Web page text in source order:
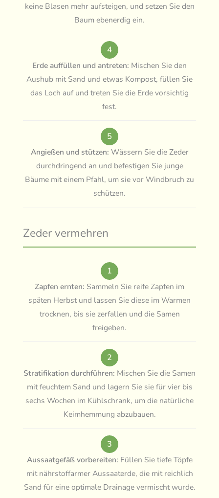
keine Blasen mehr aufsteigen, und setzen Sie den
Baum ebenerdig ein.
4
Erde auffüllen und antreten: Mischen Sie den
Aushub mit Sand und etwas Kompost, füllen Sie
das Loch auf und treten Sie die Erde vorsichtig
fest.
5
Angießen und stützen: Wässern Sie die Zeder
durchdringend an und befestigen Sie junge
Bäume mit einem Pfahl, um sie vor Windbruch zu
schützen.
Zeder vermehren
1
Zapfen ernten: Sammeln Sie reife Zapfen im
späten Herbst und lassen Sie diese im Warmen
trocknen, bis sie zerfallen und die Samen
freigeben.
2
Stratifikation durchführen: Mischen Sie die Samen
mit feuchtem Sand und lagern Sie sie für vier bis
sechs Wochen im Kühlschrank, um die natürliche
Keimhemmung abzubauen.
3
Aussaatgefäß vorbereiten: Füllen Sie tiefe Töpfe
mit nährstoffarmer Aussaaterde, die mit reichlich
Sand für eine optimale Drainage vermischt wurde.